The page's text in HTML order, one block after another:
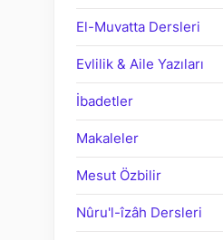
El-Muvatta Dersleri
Evlilik & Aile Yazıları
İbadetler
Makaleler
Mesut Özbilir
Nûru'l-îzâh Dersleri